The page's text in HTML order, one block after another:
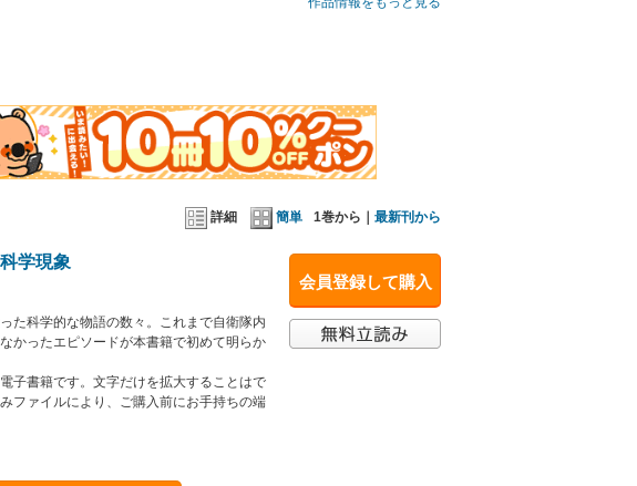
詳細 簡単 1巻から｜ 最新刊から
会員登録して購入
学現象
た科学的な物語の数々。これまで自衛隊内
かったエピソードが本書籍で初めて明らか
子書籍です。文字だけを拡大することはで
ファイルにより、ご購入前にお手持ちの端